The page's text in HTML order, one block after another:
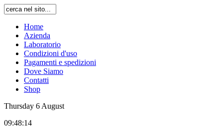
Home
Azienda
Laboratorio
Condizioni d'uso
Pagamenti e spedizioni
Dove Siamo
Contatti
Shop
Thursday 6 August
09:48:14